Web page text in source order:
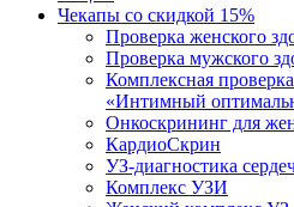
Чекапы со скидкой 15%
Проверка женского
Проверка мужского
Комплексная
«Интимный
Онкоcкрининг для
КардиоСкрин
УЗ-диагностика
Комплекс УЗИ